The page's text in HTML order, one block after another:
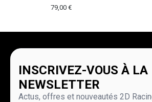
79,00 €
INSCRIVEZ-VOUS À LA
NEWSLETTER
Actus, offres et nouveautés 2D